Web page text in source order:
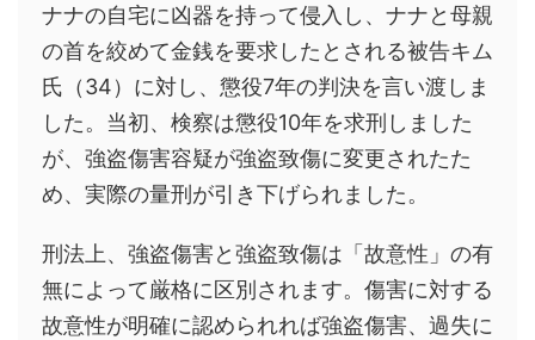
ナナの自宅に凶器を持って侵入し、ナナと母親
の首を絞めて金銭を要求したとされる被告キム
氏（34）に対し、懲役7年の判決を言い渡しま
した。当初、検察は懲役10年を求刑しました
が、強盗傷害容疑が強盗致傷に変更されたた
め、実際の量刑が引き下げられました。
刑法上、強盗傷害と強盗致傷は「故意性」の有
無によって厳格に区別されます。傷害に対する
故意性が明確に認められれば強盗傷害、過失に